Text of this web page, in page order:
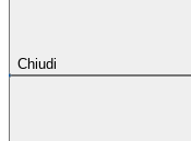
Chiudi